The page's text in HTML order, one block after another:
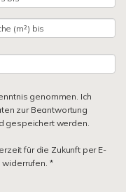
genommen. Ich
zur Beantwortung
gespeichert werden.
für die Zukunft per E-
*